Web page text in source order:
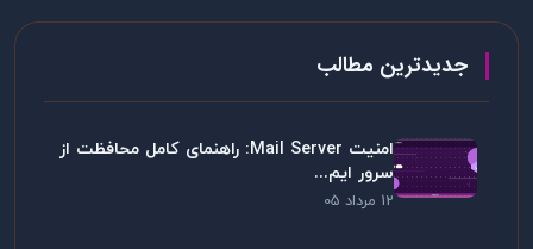
جدیدترین مطالب
امنیت Mail Server: راهنمای کامل محافظت از
سرور ایم...
12 مرداد 05